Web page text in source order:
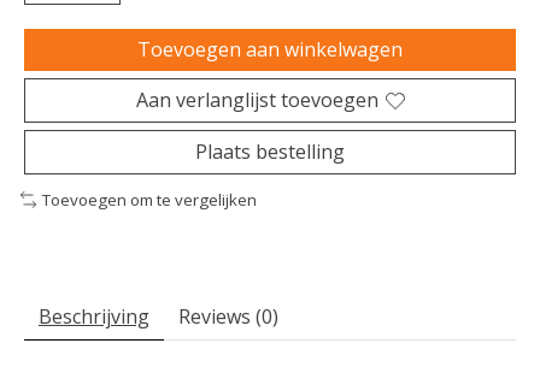
Toevoegen aan winkelwagen
Aan verlanglijst toevoegen
Plaats bestelling
Toevoegen om te vergelijken
Beschrijving Reviews (0)